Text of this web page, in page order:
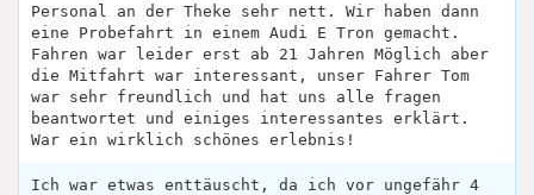
Personal an der Theke sehr nett. Wir haben dann
eine Probefahrt in einem Audi E Tron gemacht.
Fahren war leider erst ab 21 Jahren Möglich aber
die Mitfahrt war interessant, unser Fahrer Tom
war sehr freundlich und hat uns alle fragen
beantwortet und einiges interessantes erklärt.
War ein wirklich schönes erlebnis!
Ich war etwas enttäuscht, da ich vor ungefähr 4